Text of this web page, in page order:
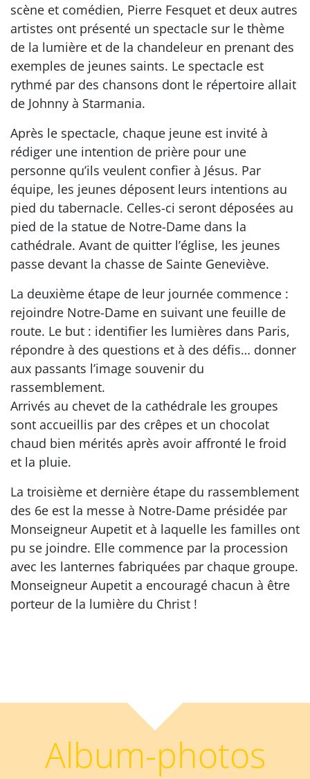
scène et comédien, Pierre Fesquet et deux autres
artistes ont présenté un spectacle sur le thème
de la lumière et de la chandeleur en prenant des
exemples de jeunes saints. Le spectacle est
rythmé par des chansons dont le répertoire allait
de Johnny à Starmania.
Après le spectacle, chaque jeune est invité à
rédiger une intention de prière pour une
personne qu’ils veulent confier à Jésus. Par
équipe, les jeunes déposent leurs intentions au
pied du tabernacle. Celles-ci seront déposées au
pied de la statue de Notre-Dame dans la
cathédrale. Avant de quitter l’église, les jeunes
passe devant la chasse de Sainte Geneviève.
La deuxième étape de leur journée commence :
rejoindre Notre-Dame en suivant une feuille de
route. Le but : identifier les lumières dans Paris,
répondre à des questions et à des défis… donner
aux passants l’image souvenir du
rassemblement.
Arrivés au chevet de la cathédrale les groupes
sont accueillis par des crêpes et un chocolat
chaud bien mérités après avoir affronté le froid
et la pluie.
La troisième et dernière étape du rassemblement
des 6e est la messe à Notre-Dame présidée par
Monseigneur Aupetit et à laquelle les familles ont
pu se joindre. Elle commence par la procession
avec les lanternes fabriquées par chaque groupe.
Monseigneur Aupetit a encouragé chacun à être
porteur de la lumière du Christ !
Album-photos